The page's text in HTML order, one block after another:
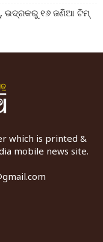
ଭଦ୍ରକରୁ ୧୬ ଜଣିଆ ଟିମ୍
which is printed &
mobile news site.